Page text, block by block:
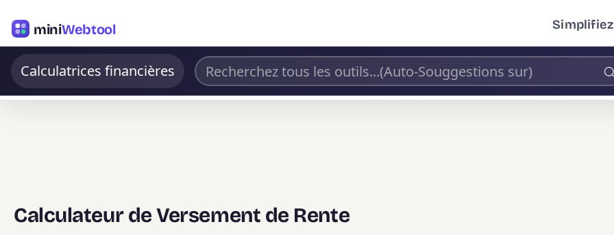
miniWebtool
Calculatrices financières
Calculateur de Versement de Rente